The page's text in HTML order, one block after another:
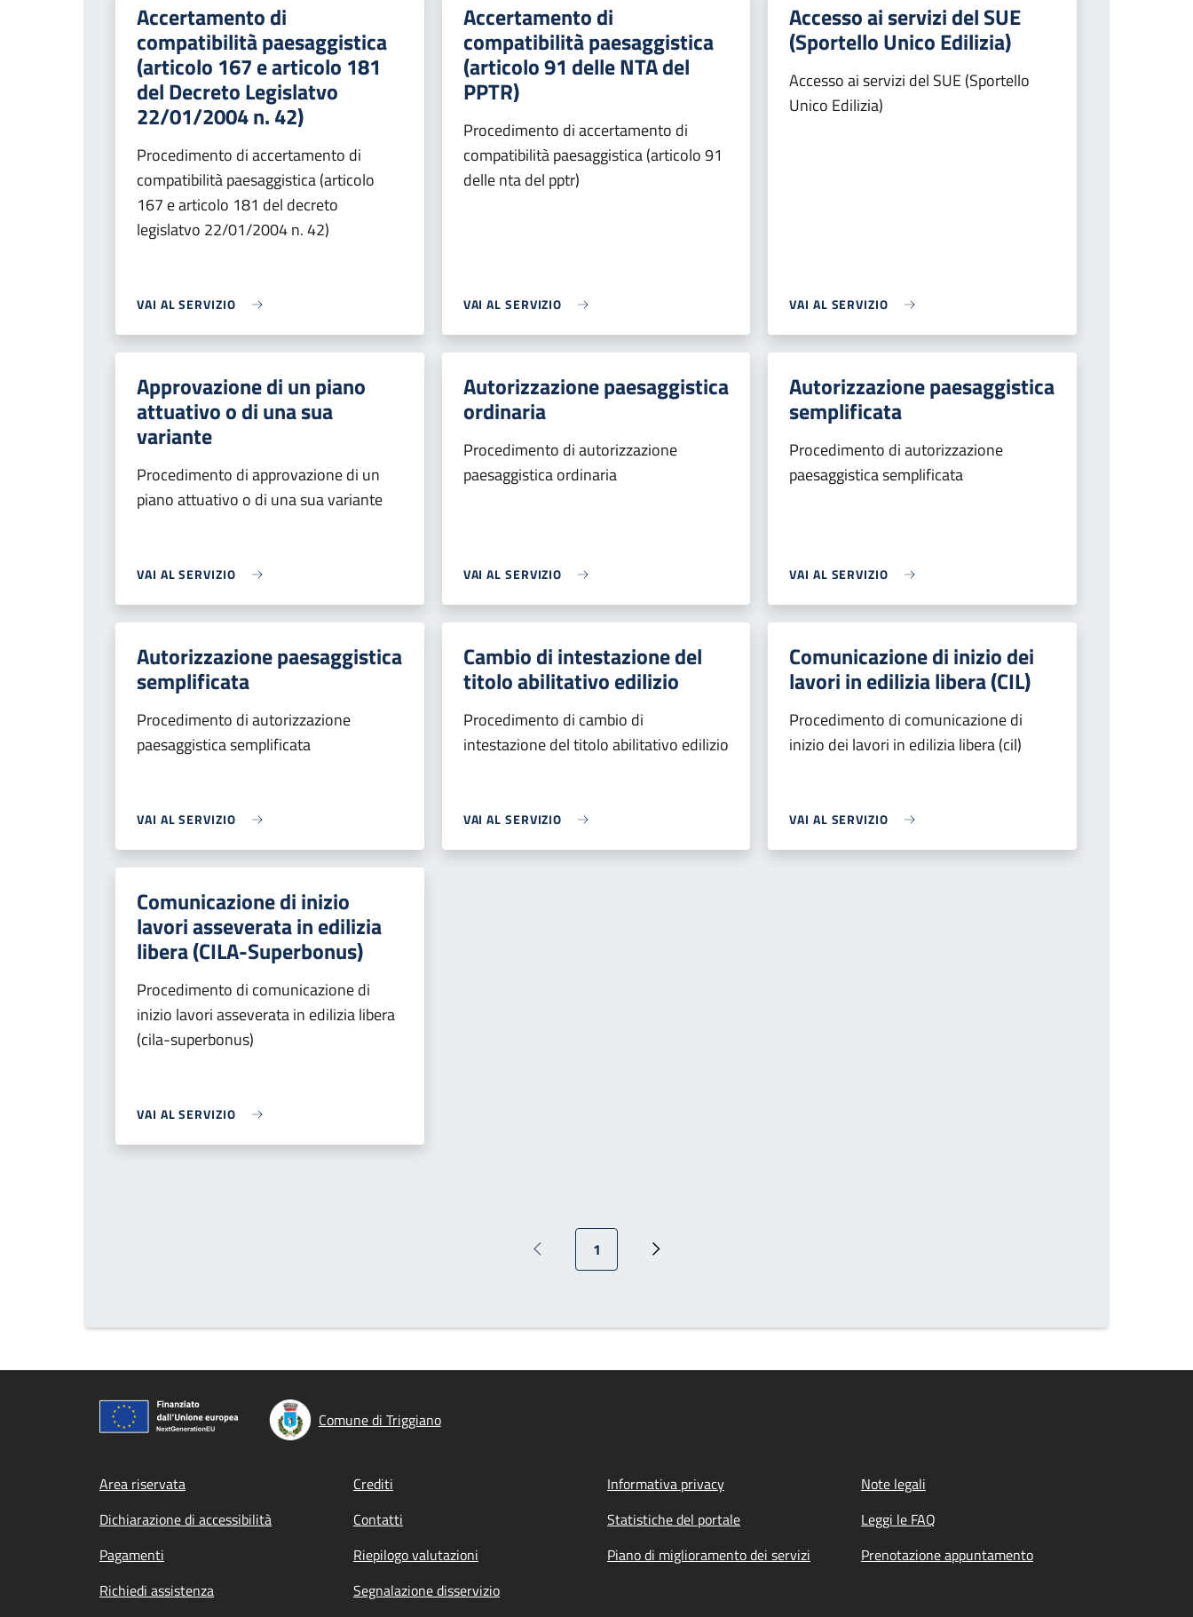
Accertamento di
compatibilità paesaggistica
(articolo 167 e articolo 181
del Decreto Legislatvo
22/01/2004 n. 42)
Procedimento di accertamento di
compatibilità paesaggistica (articolo
167 e articolo 181 del decreto
legislatvo 22/01/2004 n. 42)
VAI AL SERVIZIO
Accertamento di
compatibilità paesaggistica
(articolo 91 delle NTA del
PPTR)
Procedimento di accertamento di
compatibilità paesaggistica (articolo 91
delle nta del pptr)
VAI AL SERVIZIO
Accesso ai servizi del SUE
(Sportello Unico Edilizia)
Accesso ai servizi del SUE (Sportello
Unico Edilizia)
VAI AL SERVIZIO
Approvazione di un piano
attuativo o di una sua
variante
Procedimento di approvazione di un
piano attuativo o di una sua variante
VAI AL SERVIZIO
Autorizzazione paesaggistica
ordinaria
Procedimento di autorizzazione
paesaggistica ordinaria
VAI AL SERVIZIO
Autorizzazione paesaggistica
semplificata
Procedimento di autorizzazione
paesaggistica semplificata
VAI AL SERVIZIO
Autorizzazione paesaggistica
semplificata
Procedimento di autorizzazione
paesaggistica semplificata
VAI AL SERVIZIO
Cambio di intestazione del
titolo abilitativo edilizio
Procedimento di cambio di
intestazione del titolo abilitativo edilizio
VAI AL SERVIZIO
Comunicazione di inizio dei
lavori in edilizia libera (CIL)
Procedimento di comunicazione di
inizio dei lavori in edilizia libera (cil)
VAI AL SERVIZIO
Comunicazione di inizio
lavori asseverata in edilizia
libera (CILA-Superbonus)
Procedimento di comunicazione di
inizio lavori asseverata in edilizia libera
(cila-superbonus)
VAI AL SERVIZIO
Pagina precedente
Pagina attuale
1
Prossima pagina
Comune di Triggiano
Footer menu
Area riservata Crediti Informativa privacy
Note legali
Dichiarazione di accessibilità
Contatti Statistiche del portale
Leggi le FAQ
Pagamenti
Riepilogo valutazioni Piano di miglioramento dei servizi
Prenotazione appuntamento
Richiedi assistenza
Segnalazione disservizio